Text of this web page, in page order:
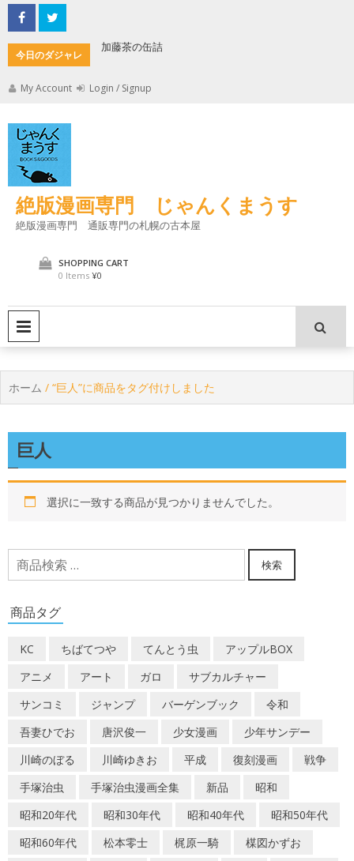
Skip
to
content
今日のダジャレ
加藤茶の缶詰
My Account Login / Signup
絶版漫画専門 じゃんくまうす
絶版漫画専門 通販専門の札幌の古本屋
SHOPPING CART
0 Items ¥0
ホーム / “巨人”に商品をタグ付けしました
巨人
選択に一致する商品が見つかりませんでした。
検
索
象:
検索
商品タグ
KC ちばてつや てんとう虫
アップルBOX
アニメ
アート ガロ
サブカルチャー
サンコミ
ジャンプ バーゲンブック
令和
吾妻ひでお
唐沢俊一 少女漫画
少年サンデー
川崎のぼる
川崎ゆきお 平成 復刻漫画
戦争
手塚治虫
手塚治虫漫画全集 新品
昭和
昭和20年代
昭和30年代 昭和40年代
昭和50年代
昭和60年代
松本零士 梶原一騎
楳図かずお